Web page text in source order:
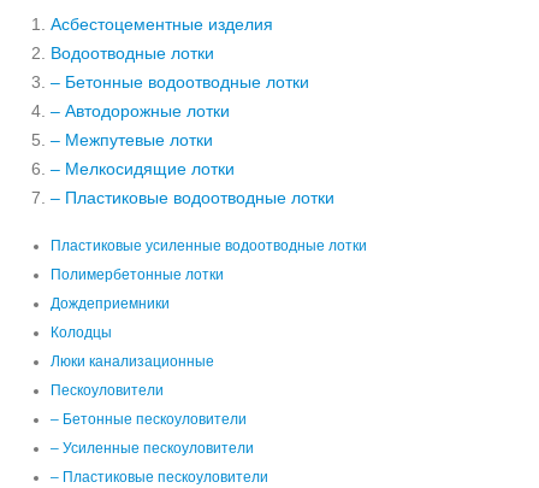
Асбестоцементные изделия
Водоотводные лотки
– Бетонные водоотводные лотки
– Автодорожные лотки
– Межпутевые лотки
– Мелкосидящие лотки
– Пластиковые водоотводные лотки
Пластиковые усиленные водоотводные лотки
Полимербетонные лотки
Дождеприемники
Колодцы
Люки канализационные
Пескоуловители
– Бетонные пескоуловители
– Усиленные пескоуловители
– Пластиковые пескоуловители